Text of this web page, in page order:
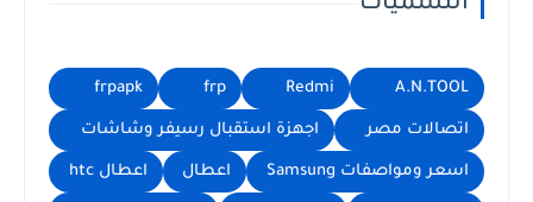
A.N.TOOL
Redmi
frp
frpapk
اتصالات مصر اجهزة استقبال رسيفر وشاشات
اسعر ومواصفات Samsung اعطال اعطال htc